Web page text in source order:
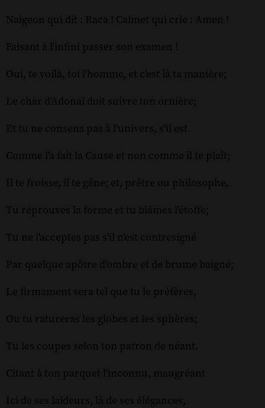
Naigeon qui dit : Raca ! Calmet qui crie : Amen !
Faisant à l'infini passer son examen !
Oui, te voilà, toi l'homme, et c'est là ta manière;
Le char d'Adonaï doit suivre ton ornière;
Et tu ne consens pas à l'univers, s'il est
Comme l'a fait la Cause et non comme il te plaît;
Il te froisse, il te gêne; et, prêtre ou philosophe,
Tu réprouves la forme et tu blâmes l'étoffe;
Tu ne l'acceptes pas s'il n'est contresigné
Par quelque apôtre d'ombre et de brume baigné;
Le firmament sera tel que tu le préfères,
Ou tu ratureras les globes et les sphères;
Tu les coupes selon ton patron de néant.
Citant à ton parquet l'inconnu, maugréant
Ici de ses laideurs, là de ses élégances,